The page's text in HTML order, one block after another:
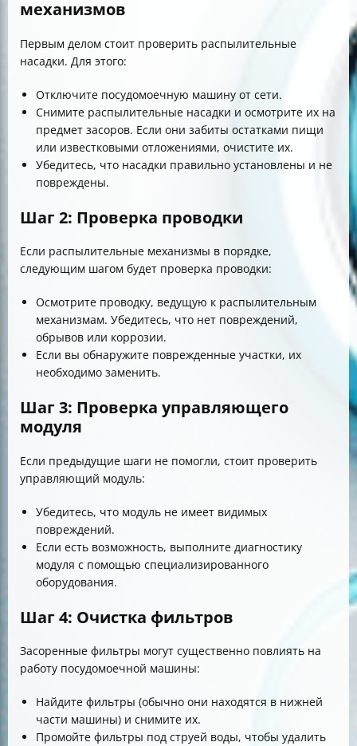
механизмов
Первым делом стоит проверить распылительные
насадки. Для этого:
Отключите посудомоечную машину от сети.
Снимите распылительные насадки и осмотрите их на
предмет засоров. Если они забиты остатками пищи
или известковыми отложениями, очистите их.
Убедитесь, что насадки правильно установлены и не
повреждены.
Шаг 2: Проверка проводки
Если распылительные механизмы в порядке,
следующим шагом будет проверка проводки:
Осмотрите проводку, ведущую к распылительным
механизмам. Убедитесь, что нет повреждений,
обрывов или коррозии.
Если вы обнаружите поврежденные участки, их
необходимо заменить.
Шаг 3: Проверка управляющего
модуля
Если предыдущие шаги не помогли, стоит проверить
управляющий модуль:
Убедитесь, что модуль не имеет видимых
повреждений.
Если есть возможность, выполните диагностику
модуля с помощью специализированного
оборудования.
Шаг 4: Очистка фильтров
Засоренные фильтры могут существенно повлиять на
работу посудомоечной машины:
Найдите фильтры (обычно они находятся в нижней
части машины) и снимите их.
Промойте фильтры под струей воды, чтобы удалить